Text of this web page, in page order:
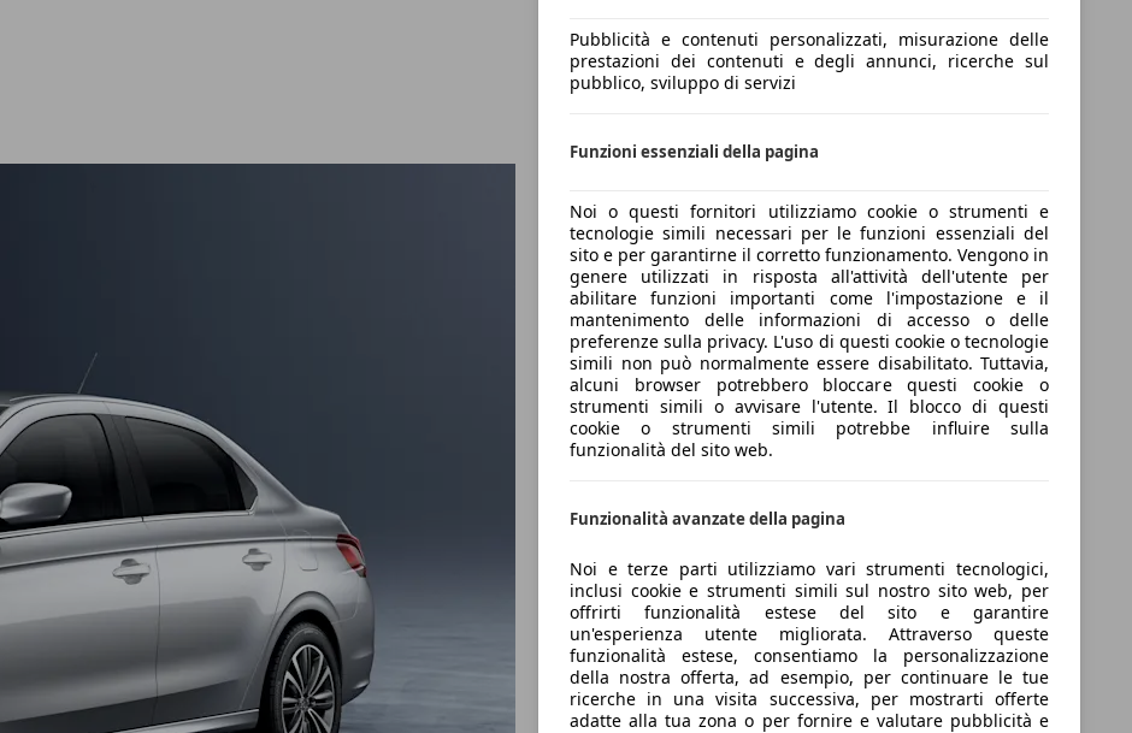
Pubblicità e contenuti personalizzati, misurazione delle
prestazioni dei contenuti e degli annunci, ricerche sul
pubblico, sviluppo di servizi
Funzioni essenziali della pagina
Noi o questi fornitori utilizziamo cookie o strumenti e
tecnologie simili necessari per le funzioni essenziali del
sito e per garantirne il corretto funzionamento. Vengono in
genere utilizzati in risposta all'attività dell'utente per
abilitare funzioni importanti come l'impostazione e il
mantenimento delle informazioni di accesso o delle
preferenze sulla privacy. L'uso di questi cookie o tecnologie
simili non può normalmente essere disabilitato. Tuttavia,
alcuni browser potrebbero bloccare questi cookie o
strumenti simili o avvisare l'utente. Il blocco di questi
cookie o strumenti simili potrebbe influire sulla
funzionalità del sito web.
Funzionalità avanzate della pagina
Noi e terze parti utilizziamo vari strumenti tecnologici,
inclusi cookie e strumenti simili sul nostro sito web, per
offrirti funzionalità estese del sito e garantire
un'esperienza utente migliorata. Attraverso queste
funzionalità estese, consentiamo la personalizzazione
della nostra offerta, ad esempio, per continuare le tue
ricerche in una visita successiva, per mostrarti offerte
adatte alla tua zona o per fornire e valutare pubblicità e